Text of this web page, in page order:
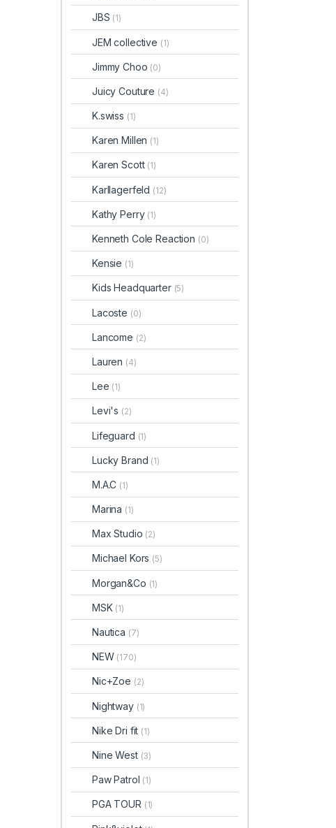
JBS (1)
JEM collective (1)
Jimmy Choo (0)
Juicy Couture (4)
K.swiss (1)
Karen Millen (1)
Karen Scott (1)
Karllagerfeld (12)
Kathy Perry (1)
Kenneth Cole Reaction (0)
Kensie (1)
Kids Headquarter (5)
Lacoste (0)
Lancome (2)
Lauren (4)
Lee (1)
Levi's (2)
Lifeguard (1)
Lucky Brand (1)
M.A.C (1)
Marina (1)
Max Studio (2)
Michael Kors (5)
Morgan&Co (1)
MSK (1)
Nautica (7)
NEW (170)
Nic+Zoe (2)
Nightway (1)
Nike Dri fit (1)
Nine West (3)
Paw Patrol (1)
PGA TOUR (1)